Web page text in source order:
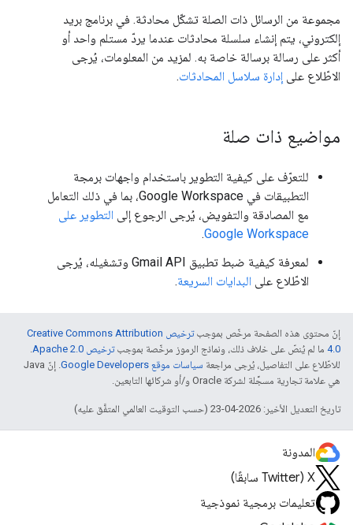
مجموعة من الرسائل ذات الصلة تشكّل محادثة. في برنامج بريد
إلكتروني، يتم إنشاء سلسلة محادثات عندما يردّ مستلم واحد أو
أكثر على رسالة برسالة خاصة به. لمزيد من المعلومات، يُرجى
الاطّلاع على إدارة سلاسل المحادثات.
مواضيع ذات صلة
للتعرّف على كيفية التطوير باستخدام واجهات برمجة
التطبيقات في Google Workspace، بما في ذلك التعامل
مع المصادقة والتفويض، يُرجى الرجوع إلى التطوير على
Google Workspace
.
لمعرفة كيفية ضبط تطبيق Gmail API وتشغيله، يُرجى
الاطّلاع على البدايات السريعة.
إنّ محتوى هذه الصفحة مرخّص بموجب
ترخيص Creative Commons Attribution
4.0‏ ما لم يُنصّ على خلاف ذلك، ونماذج الرموز مرخّصة بموجبترخيص Apache 2.0‏
.
للاطّلاع على التفاصيل، يُرجى مراجعة سياسات موقع Google Developers‏
. إنّ Java
هي علامة تجارية مسجَّلة لشركة Oracle و/أو شركائها التابعين.
تاريخ التعديل الأخير: 2026-04-23 (حسب التوقيت العالمي المتفَّق عليه)
المدونة
‫X ‏(Twitter سابقًا)
تعليمات برمجية نموذجية